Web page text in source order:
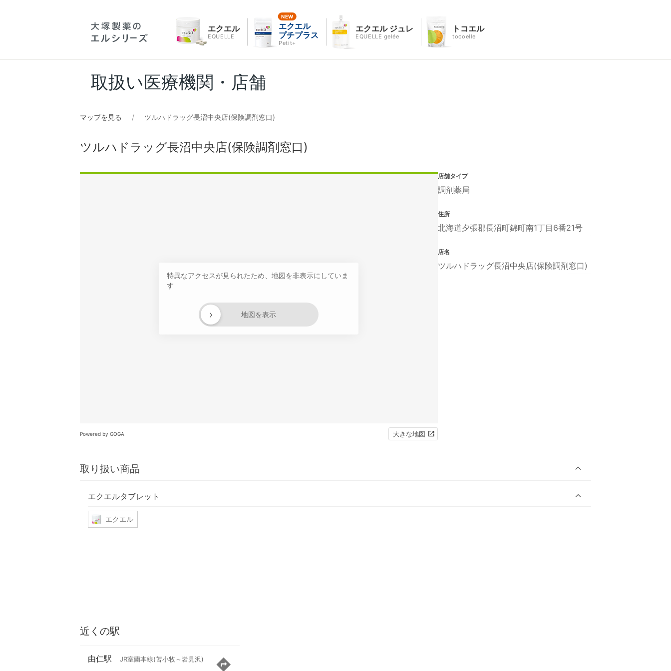
エクエル
EQUELLE
エクエル
プチプラス
Petit+
エクエル ジュレ
EQUELLE gelée
トコエル
tocoelle
取扱い医療機関・店舗
マップを見る ツルハドラッグ長沼中央店(保険調剤窓口)
ツルハドラッグ長沼中央店(保険調剤窓口)
特異なアクセスが見られたため、地図を非表示にしていま
す
地図を表示
›
Powered by GOGA 大きな地図
取り扱い商品
エクエルタブレット
エクエル
店舗タイプ
調剤薬局
住所
北海道夕張郡長沼町錦町南1丁目6番21号
店名
ツルハドラッグ長沼中央店(保険調剤窓口)
近くの駅
由仁駅 JR室蘭本線(苫小牧～岩見沢)